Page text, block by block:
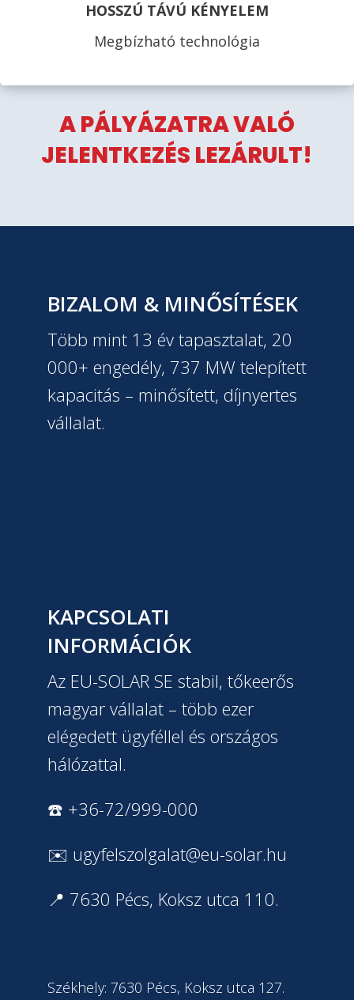
HOSSZÚ TÁVÚ KÉNYELEM
Megbízható technológia
A PÁLYÁZATRA VALÓ
JELENTKEZÉS LEZÁRULT!
BIZALOM & MINŐSÍTÉSEK
Több mint 13 év tapasztalat, 20
000+ engedély, 737 MW telepített
kapacitás – minősített, díjnyertes
vállalat.
KAPCSOLATI
INFORMÁCIÓK
Az EU-SOLAR SE stabil, tőkeerős
magyar vállalat – több ezer
elégedett ügyféllel és országos
hálózattal.
☎️ +36-72/999-000
✉️ ugyfelszolgalat@eu-solar.hu
📍 7630 Pécs, Koksz utca 110.
Székhely: 7630 Pécs, Koksz utca 127.